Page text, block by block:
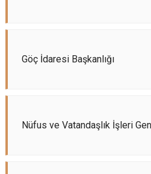
Göç İdaresi Başkanlığı
Nüfus ve Vatandaşlık İşleri